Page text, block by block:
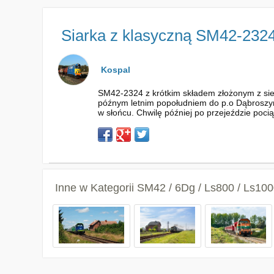
Siarka z klasyczną SM42-
Kospal
SM42-2324 z krótkim składem złożonym z
późnym letnim popołudniem do p.o
w słońcu. Chwilę później po przejeździe
Inne w Kategorii SM42 / 6Dg / Ls800 /